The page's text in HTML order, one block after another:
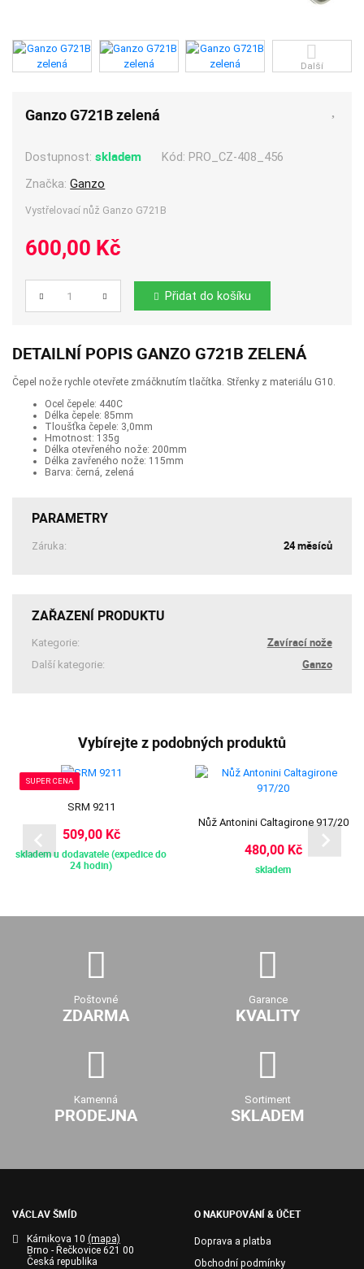
Další
Ganzo G721B zelená
Dostupnost:skladem Kód: PRO_CZ-408_456
Značka:Ganzo
Vystřelovací nůž Ganzo G721B
600,00 Kč
Počet Přidat do košíku
DETAILNÍ POPIS GANZO G721B ZELENÁ
Čepel nože rychle otevřete zmáčknutím tlačítka. Střenky z materiálu G10.
Ocel čepele: 440C
Délka čepele: 85mm
Tloušťka čepele: 3,0mm
Hmotnost: 135g
Délka otevřeného nože: 200mm
Délka zavřeného nože: 115mm
Barva: černá, zelená
PARAMETRY
Záruka: 24 měsíců
ZAŘAZENÍ PRODUKTU
Kategorie: Zavírací nože
Další kategorie: Ganzo
Vybírejte z podobných produktů
SUPER CENA
SRM 9211
509,00 Kč
skladem u dodavatele (expedice do
24 hodin)
Nůž Antonini Caltagirone 917/20
480,00 Kč
skladem
Poštovné
ZDARMA
Garance
KVALITY
Kamenná
PRODEJNA
Sortiment
SKLADEM
VÁCLAV ŠMÍD
Kárnikova 10 (mapa)
Brno - Řečkovice 621 00
Česká republika
O NAKUPOVÁNÍ & ÚČET
Doprava a platba
Obchodní podmínky